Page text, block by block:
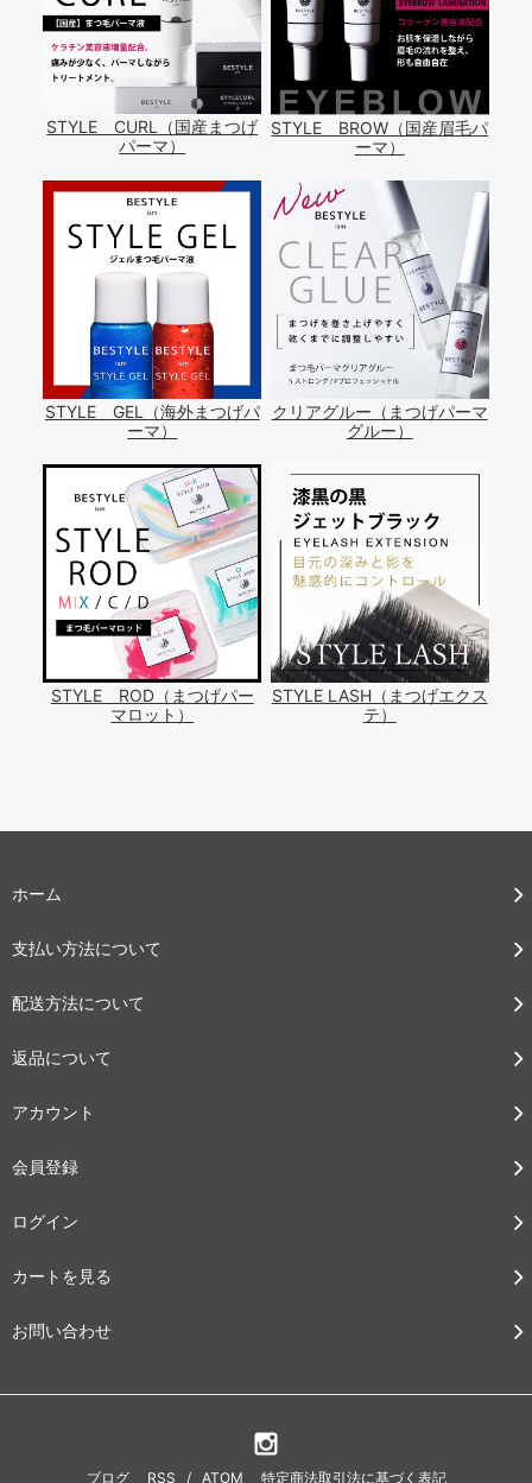
STYLE CURL（国産まつげ
パーマ）
STYLE BROW（国産眉毛パ
ーマ）
STYLE GEL（海外まつげパ
ーマ）
クリアグルー（まつげパーマ
グルー）
STYLE ROD（まつげパー
マロット）
STYLE LASH（まつげエクス
テ）
ホーム
支払い方法について
配送方法について
返品について
アカウント
会員登録
ログイン
カートを見る
お問い合わせ
ブログ RSS / ATOM 特定商法取引法に基づく表記